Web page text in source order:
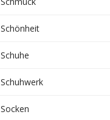
Schönheit
Schuhe
Schuhwerk
Socken